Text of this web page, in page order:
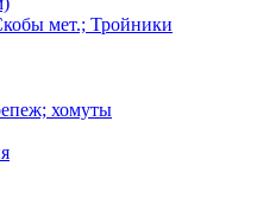
мет.; Тройники
хомуты